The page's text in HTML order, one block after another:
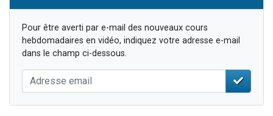
Pour être averti par e-mail des nouveaux cours
hebdomadaires en vidéo, indiquez votre adresse e-mail
dans le champ ci-dessous.